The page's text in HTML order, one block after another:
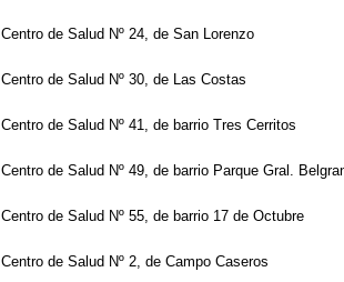
Centro de Salud Nº 24, de San Lorenzo
Centro de Salud Nº 30, de Las Costas
Centro de Salud Nº 41, de barrio Tres Cerritos
Centro de Salud Nº 49, de barrio Parque Gral.
Centro de Salud Nº 55, de barrio 17 de Octubre
Centro de Salud Nº 2, de Campo Caseros